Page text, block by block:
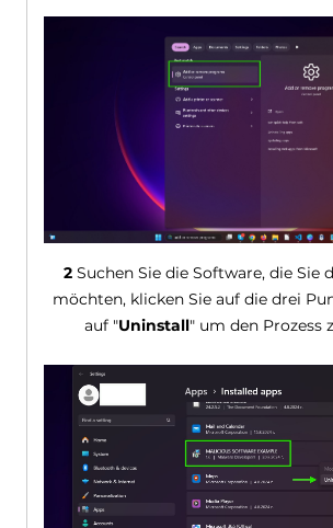
2Suchen Sie die Software, die Sie
möchten, klicken Sie auf die drei
auf "Uninstall" um den Prozess